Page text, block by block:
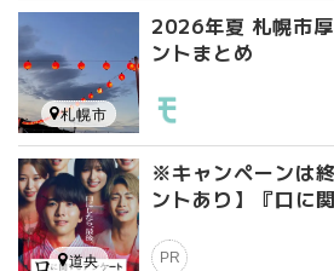
2026年夏 札幌市
ントまとめ
札幌市
※キャンペーンは
ントあり】『口に
開記念プレゼント
つわるゾワっとミス
PR
道央